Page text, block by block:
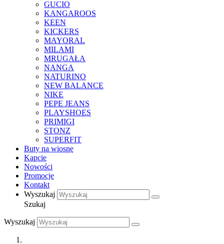
GUCIO
KANGAROOS
KEEN
KICKERS
MAYORAL
MILAMI
MRUGAŁA
NANGA
NATURINO
NEW BALANCE
NIKE
PEPE JEANS
PLAYSHOES
PRIMIGI
STONZ
SUPERFIT
Buty na wiosnę
Kapcie
Nowości
Promocje
Kontakt
Wyszukaj
Szukaj
Wyszukaj